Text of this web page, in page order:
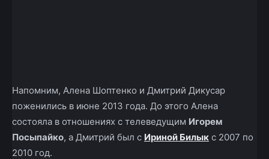
Напомним, Алена Шоптенко и Дмитрий Дикусар
поженились в июне 2013 года. До этого Алена
состояла в отношениях с телеведущим Игорем
Посыпайко, а Дмитрий был с Ириной Билык с 2007 по
2010 год.